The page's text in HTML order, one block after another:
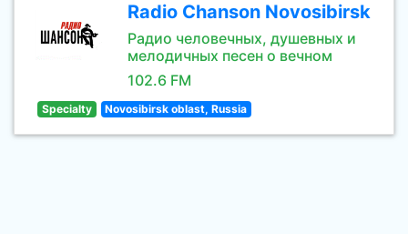
Radio Chanson Novosibirsk
Радио человечных, душевных и
мелодичных песен о вечном
102.6 FM
Specialty Novosibirsk oblast, Russia